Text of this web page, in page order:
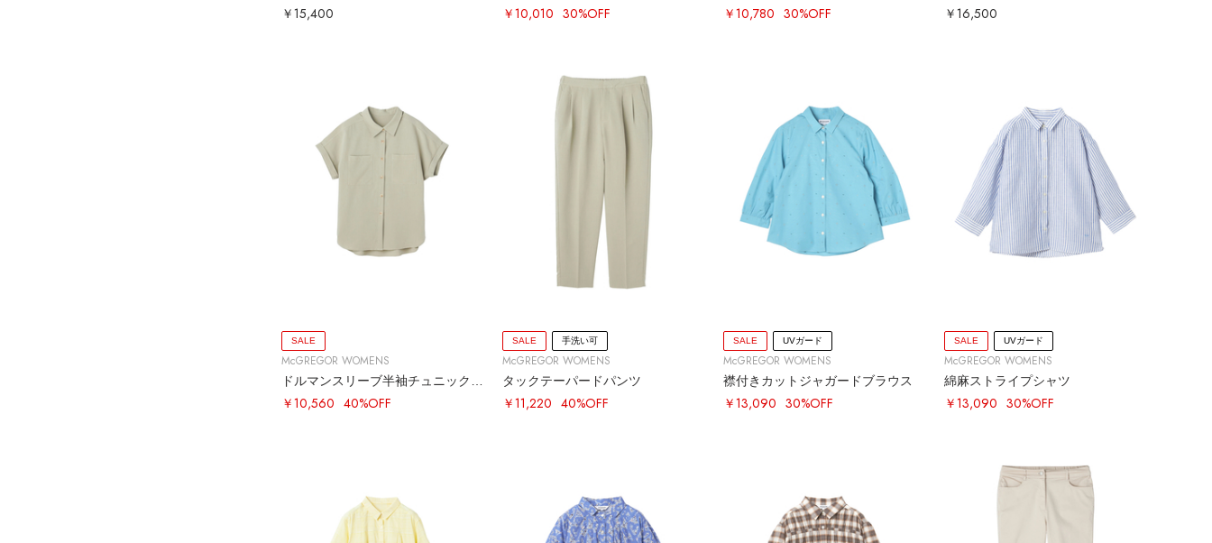
￥15,400 ￥10,010 30%OFF ￥10,780 30%OFF ￥16,500
SALE
McGREGOR WOMENS
￥10,560 40%OFF
SALE 手洗い可
McGREGOR WOMENS
タックテーパードパンツ
￥11,220 40%OFF
SALE UVガード
McGREGOR WOMENS
襟付きカットジャガードブラウス
￥13,090 30%OFF
SALE UVガード
McGREGOR WOMENS
綿麻ストライプシャツ
￥13,090 30%OFF